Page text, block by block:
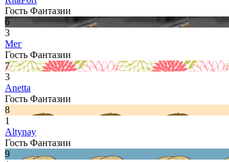
Гость Фантазии
6
3
Мег
Гость Фантазии
7
3
Anetta
Гость Фантазии
8
1
Altynay
Гость Фантазии
9